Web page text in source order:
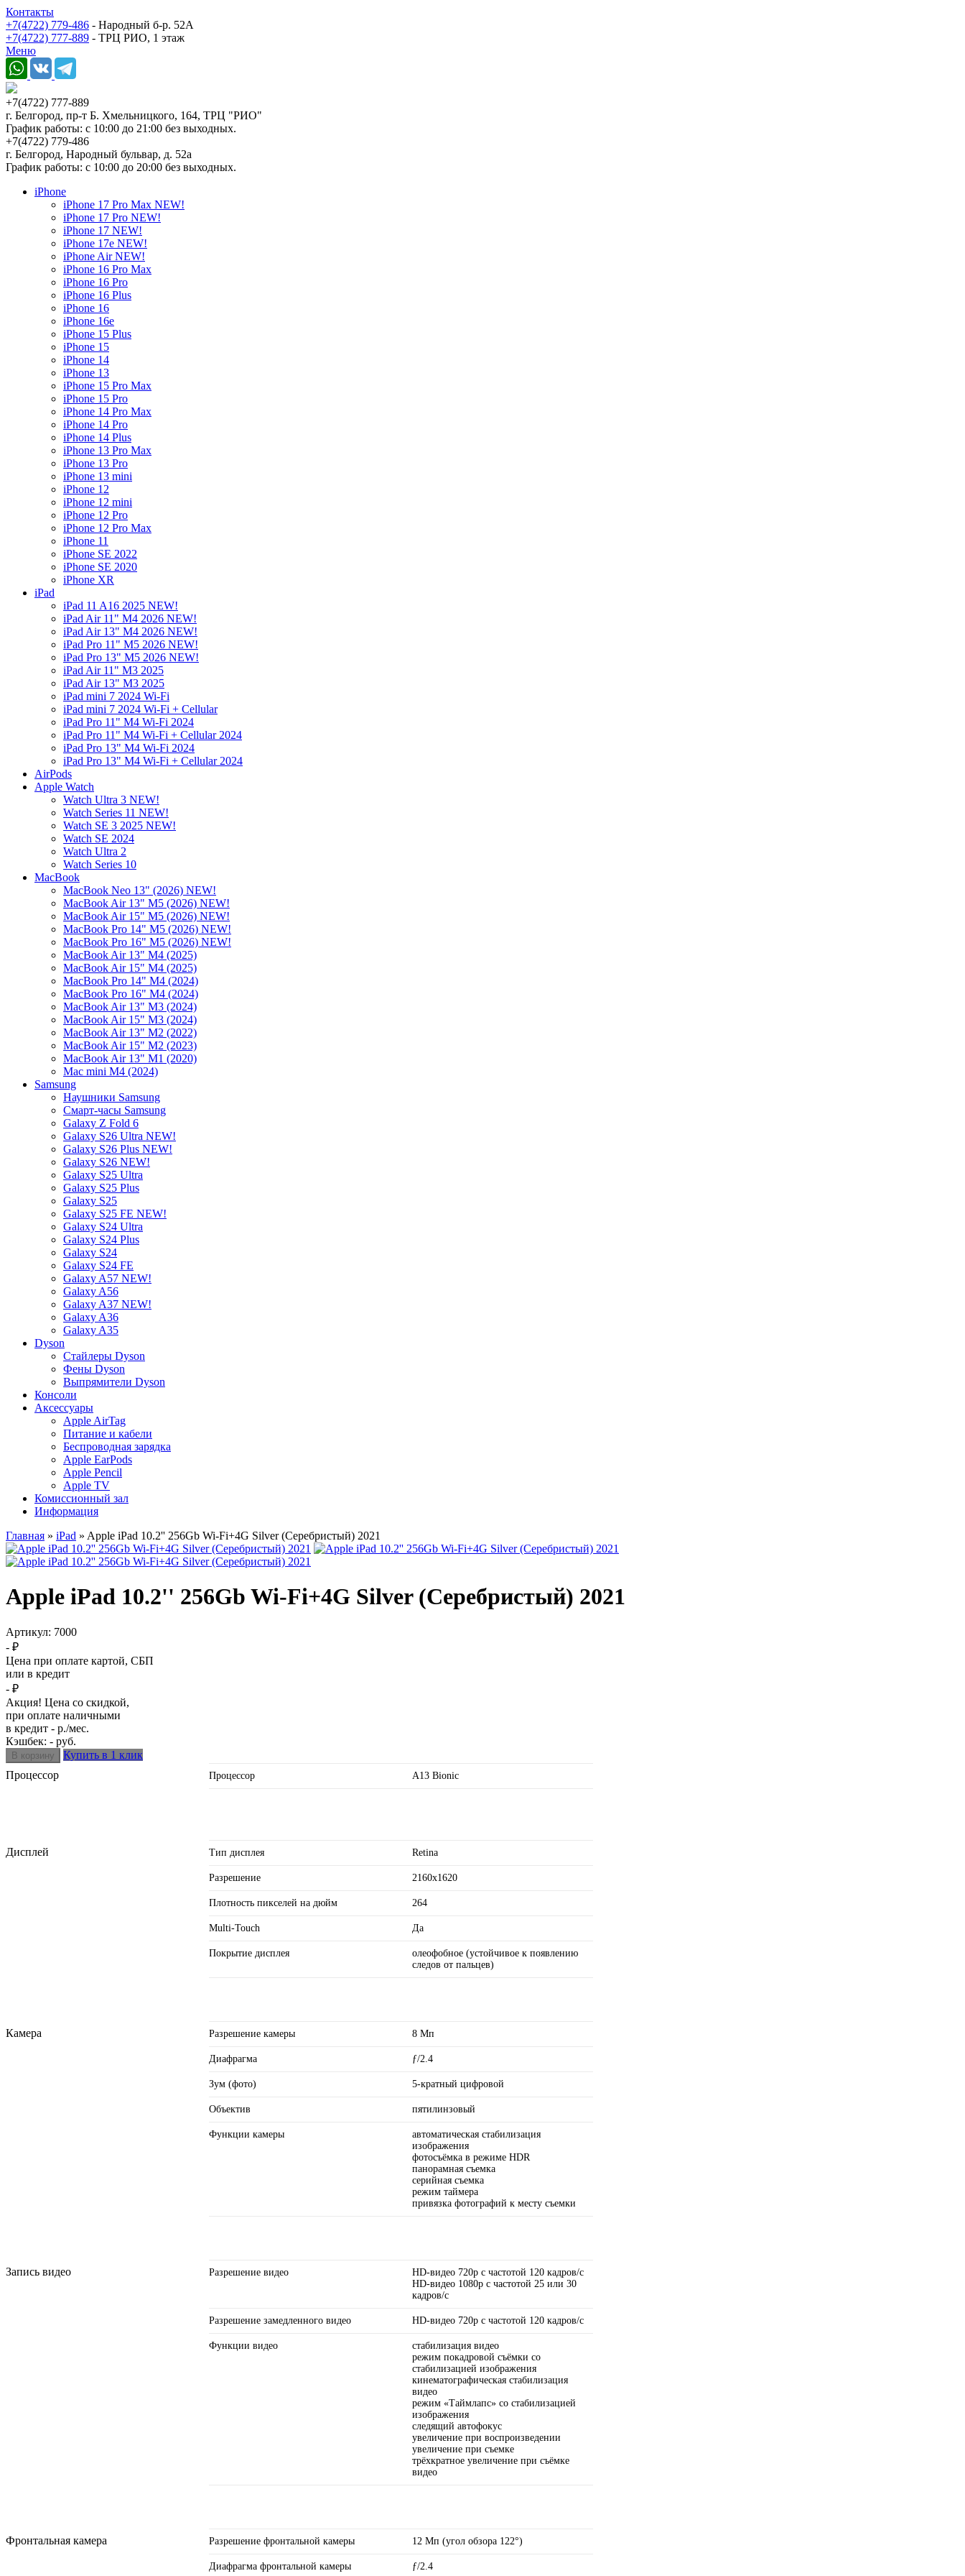
Контакты
+7(4722) 779-486 - Народный б-р. 52А
+7(4722) 777-889 - ТРЦ РИО, 1 этаж
Меню
+7(4722) 777-889
г. Белгород, пр-т Б. Хмельницкого, 164, ТРЦ "РИО"
График работы: с 10:00 до 21:00 без выходных.
+7(4722) 779-486
г. Белгород, Народный бульвар, д. 52а
График работы: с 10:00 до 20:00 без выходных.
iPhone
iPhone 17 Pro Max NEW!
iPhone 17 Pro NEW!
iPhone 17 NEW!
iPhone 17e NEW!
iPhone Air NEW!
iPhone 16 Pro Max
iPhone 16 Pro
iPhone 16 Plus
iPhone 16
iPhone 16e
iPhone 15 Plus
iPhone 15
iPhone 14
iPhone 13
iPhone 15 Pro Max
iPhone 15 Pro
iPhone 14 Pro Max
iPhone 14 Pro
iPhone 14 Plus
iPhone 13 Pro Max
iPhone 13 Pro
iPhone 13 mini
iPhone 12
iPhone 12 mini
iPhone 12 Pro
iPhone 12 Pro Max
iPhone 11
iPhone SE 2022
iPhone SE 2020
iPhone XR
iPad
iPad 11 A16 2025 NEW!
iPad Air 11" M4 2026 NEW!
iPad Air 13" M4 2026 NEW!
iPad Pro 11" M5 2026 NEW!
iPad Pro 13" M5 2026 NEW!
iPad Air 11" M3 2025
iPad Air 13" M3 2025
iPad mini 7 2024 Wi-Fi
iPad mini 7 2024 Wi-Fi + Cellular
iPad Pro 11" M4 Wi-Fi 2024
iPad Pro 11" M4 Wi-Fi + Cellular 2024
iPad Pro 13" M4 Wi-Fi 2024
iPad Pro 13" M4 Wi-Fi + Cellular 2024
AirPods
Apple Watch
Watch Ultra 3 NEW!
Watch Series 11 NEW!
Watch SE 3 2025 NEW!
Watch SE 2024
Watch Ultra 2
Watch Series 10
MacBook
MacBook Neo 13" (2026) NEW!
MacBook Air 13" M5 (2026) NEW!
MacBook Air 15" M5 (2026) NEW!
MacBook Pro 14" M5 (2026) NEW!
MacBook Pro 16" M5 (2026) NEW!
MacBook Air 13" M4 (2025)
MacBook Air 15" M4 (2025)
MacBook Pro 14" M4 (2024)
MacBook Pro 16" M4 (2024)
MacBook Air 13" M3 (2024)
MacBook Air 15" M3 (2024)
MacBook Air 13" M2 (2022)
MacBook Air 15" M2 (2023)
MacBook Air 13" M1 (2020)
Mac mini M4 (2024)
Samsung
Наушники Samsung
Смарт-часы Samsung
Galaxy Z Fold 6
Galaxy S26 Ultra NEW!
Galaxy S26 Plus NEW!
Galaxy S26 NEW!
Galaxy S25 Ultra
Galaxy S25 Plus
Galaxy S25
Galaxy S25 FE NEW!
Galaxy S24 Ultra
Galaxy S24 Plus
Galaxy S24
Galaxy S24 FE
Galaxy A57 NEW!
Galaxy A56
Galaxy A37 NEW!
Galaxy A36
Galaxy A35
Dyson
Стайлеры Dyson
Фены Dyson
Выпрямители Dyson
Консоли
Аксессуары
Apple AirTag
Питание и кабели
Беспроводная зарядка
Apple EarPods
Apple Pencil
Apple TV
Комиссионный зал
Информация
Главная » iPad » Apple iPad 10.2'' 256Gb Wi-Fi+4G Silver (Серебристый) 2021
Apple iPad 10.2'' 256Gb Wi-Fi+4G Silver (Серебристый) 2021
Артикул: 7000
- ₽
Цена при оплате картой, СБП
или в кредит
- ₽
Акция! Цена со скидкой,
при оплате наличными
в кредит - р./мес.
Кэшбек: - руб.
Купить в 1 клик
Процессор
Процессор A13 Bionic
Дисплей Тип дисплея Retina
Разрешение 2160x1620
Плотность пикселей на дюйм 264
Multi-Touch Да
Покрытие дисплея
олеофобное (устойчивое к появлению
следов от пальцев)
Камера Разрешение камеры 8 Мп
Диафрагма ƒ/2.4
Зум (фото) 5-кратный цифровой
Объектив пятилинзовый
Функции камеры
автоматическая стабилизация
изображения
фотосъёмка в режиме HDR
панорамная съемка
серийная съемка
режим таймера
привязка фотографий к месту съемки
Запись видео Разрешение видео
HD-видео 720p с частотой 120 кадров/ с
HD-видео 1080p с частотой 25 или 30
кадров/ с
Разрешение замедленного видео HD-видео 720р с частотой 120 кадров/ с
Функции видео
стабилизация видео
режим покадровой съёмки со
стабилизацией изображения
кинематографическая стабилизация
видео
режим «Таймлапс» со стабили­зацией
изображения
следящий автофокус
увеличение при воспроизведении
увеличение при съемке
трёхкратное увеличение при съёмке
видео
Фронтальная камера Разрешение фронтальной камеры 12 Мп (угол обзора 122°)
Диафрагма фронтальной камеры ƒ/2.4